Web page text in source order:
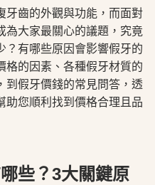
牙齒的外觀與功能，​而面對​
為大家最關心的議題，究竟
？有哪些原因會影響假牙的
格的因素、各種假牙材質的
到假牙價錢的常見問答，透
助您順利找到價格合理且品
些？3大關鍵原